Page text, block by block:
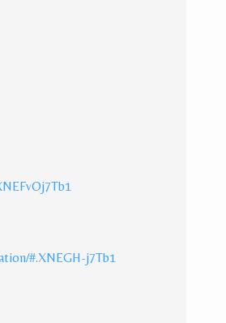
#.XNEGH-j7Tb1